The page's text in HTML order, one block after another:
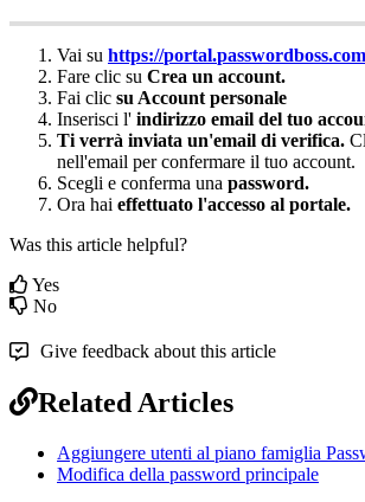
Vai su https://portal.passwordboss.com
Fare clic su Crea un account.
Fai clic su Account personale
Inserisci l' indirizzo email del tuo
Ti verrà inviata un'email di verifica.
nell'email per confermare il tuo account.
Scegli e conferma una password.
Ora hai effettuato l'accesso al portale.
Was this article helpful?
Yes
No
Give feedback about this article
Related Articles
Aggiungere utenti al piano famiglia
Modifica della password principale